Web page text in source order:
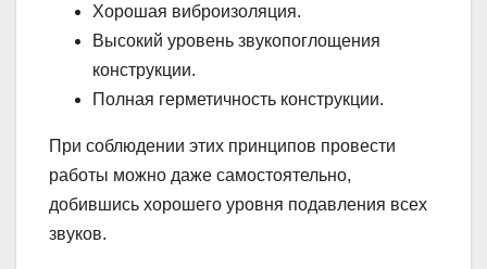
Хорошая виброизоляция.
Высокий уровень звукопоглощения
конструкции.
Полная герметичность конструкции.
При соблюдении этих принципов провести
работы можно даже самостоятельно,
добившись хорошего уровня подавления всех
звуков.